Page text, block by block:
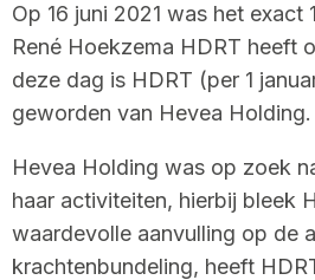
Op 16 juni 2021 was het exact
René Hoekzema HDRT heeft
deze dag is HDRT (per 1
geworden van Hevea Holding.
Hevea Holding was op zoek
haar activiteiten, hierbij bleek
waardevolle aanvulling op de
krachtenbundeling, heeft